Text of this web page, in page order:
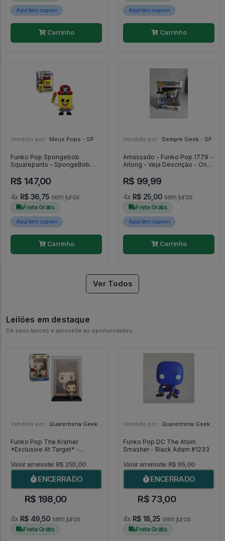
Aqui tem cupom
Carrinho
Aqui tem cupom
Carrinho
Vendido por: Meus Pops - SP
Funko Pop Spongebob
Squarepants - SpongeBob
#1938
R$ 147,00
4x R$ 36,75 sem juros
Frete Grátis
Aqui tem cupom
Carrinho
Vendido por: Sempre Geek - SP
Amassado - Funko Pop 1779 -
Arlong - Veja Descrição - One
R$ 99,99
4x R$ 25,00 sem juros
Frete Grátis
Aqui tem cupom
Carrinho
Ver Todos
Leilões em destaque
Dê seus lances e aproveite as oportunidades
Vendido por: Quarentena Geek Store - SP
Funko Pop The Kramer
*Exclusive At Target* -
Valor arremate: R$ 250,00
ENCERRADO
R$ 198,00
4x R$ 49,50 sem juros
Frete Grátis
Vendido por: Quarentena Geek Store - SP
Funko Pop DC The Atom
Smasher - Black Adam #1233
Valor arremate: R$ 95,00
ENCERRADO
R$ 73,00
4x R$ 18,25 sem juros
Frete Grátis